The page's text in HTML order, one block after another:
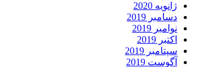
ژانویه 2020
دسامبر 2019
نوامبر 2019
اکتبر 2019
سپتامبر 2019
آگوست 2019